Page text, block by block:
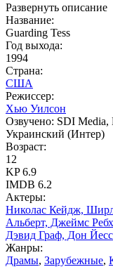
Развернуть описание
Название:
Guarding Tess
Год выхода:
1994
Страна:
США
Режиссер:
Хью Уилсон
Озвучено: SDI Media,
Украинский (Интер)
Возраст:
12
KP6.9
IMDB 6.2
Актеры:
Николас Кейдж,
Альберт, Джеймс
Дэвид Граф, Дон
Жанры:
Драмы, Зарубежные,